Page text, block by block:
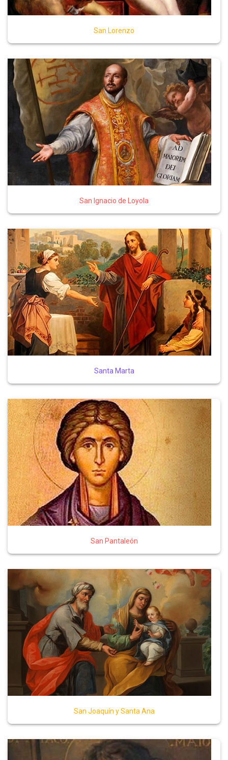
San Lorenzo
San Ignacio de Loyola
Santa Marta
San Pantaleón
San Joaquín y Santa Ana